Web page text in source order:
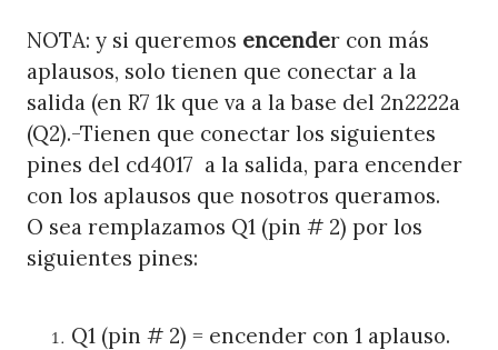
NOTA: y si queremos encender con más
aplausos, solo tienen que conectar a la
salida (en R7 1k que va a la base del 2n2222a
(Q2).-Tienen que conectar los siguientes
pines del cd4017 a la salida, para encender
con los aplausos que nosotros queramos.
O sea remplazamos Q1 (pin # 2) por los
siguientes pines:
Q1 (pin # 2) = encender con 1 aplauso.